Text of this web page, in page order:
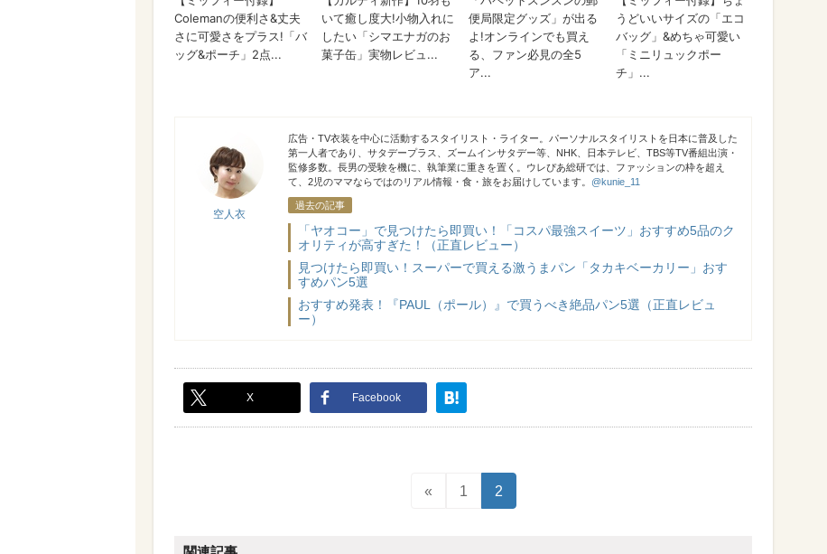
空人衣
空人衣
広告・TV衣装を中心に活動するスタイリスト・ライター。パーソナルスタイリストを日本に普及した
第一人者であり、サタデープラス、ズームインサタデー等、NHK、日本テレビ、TBS等TV番組出演・
監修多数。長男の受験を機に、執筆業に重きを置く。ウレぴあ総研では、ファッションの枠を超え
て、2児のママならではのリアル情報・食・旅をお届けしています。 @kunie_11
過去の記事
「ヤオコー」で見つけたら即買い！「コスパ最強スイーツ」おすすめ5品のク
オリティが高すぎた！（正直レビュー）
見つけたら即買い！スーパーで買える激うまパン「タカキベーカリー」おす
すめパン5選
おすすめ発表！『PAUL（ポール）』で買うべき絶品パン5選（正直レビュ
ー）
X Facebook
« 1 2